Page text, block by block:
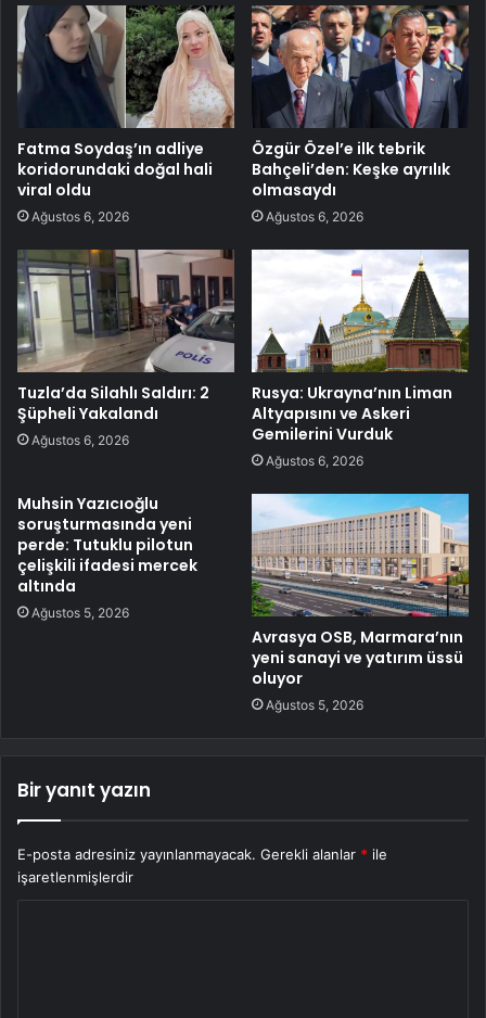
Fatma Soydaş’ın adliye
koridorundaki doğal hali
viral oldu
Ağustos 6, 2026
Özgür Özel’e ilk tebrik
Bahçeli’den: Keşke ayrılık
olmasaydı
Ağustos 6, 2026
Tuzla’da Silahlı Saldırı: 2
Şüpheli Yakalandı
Ağustos 6, 2026
Rusya: Ukrayna’nın Liman
Altyapısını ve Askeri
Gemilerini Vurduk
Ağustos 6, 2026
Muhsin Yazıcıoğlu
soruşturmasında yeni
perde: Tutuklu pilotun
çelişkili ifadesi mercek
altında
Ağustos 5, 2026
Avrasya OSB, Marmara’nın
yeni sanayi ve yatırım üssü
oluyor
Ağustos 5, 2026
Bir yanıt yazın
E-posta adresiniz yayınlanmayacak. Gerekli alanlar * ile
işaretlenmişlerdir